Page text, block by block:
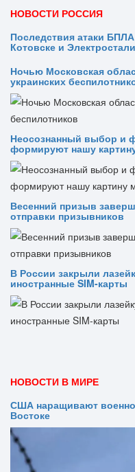
НОВОСТИ РОССИЯ
Последствия атаки
Котовске и Электростали
Ночью Московская
украинских
Неосознанный выбор и
формируют нашу
Весенний призыв
отправки призывников
В России закрыли
иностранные SIM-карты
НОВОСТИ В МИРЕ
США наращивают
Востоке